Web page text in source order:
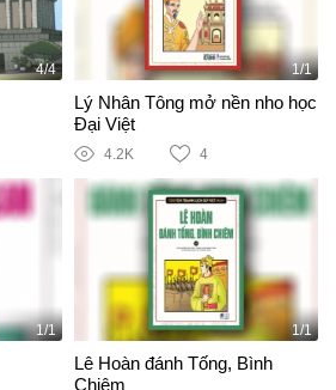
4/4 1/1
Lý Nhân Tông mở nền nho học
Đại Việt
4.2K 4
1/1 1/1
Lê Hoàn đánh Tống, Bình
Chiêm